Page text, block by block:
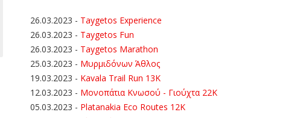
26.03.2023 - Taygetos Experience
26.03.2023 - Taygetos Fun
26.03.2023 - Taygetos Marathon
25.03.2023 - Μυρμιδόνων Άθλος
19.03.2023 - Kavala Trail Run 13K
12.03.2023 - Μονοπάτια Κνωσού - Γιούχτα 22Κ
05.03.2023 - Platanakia Eco Routes 12K